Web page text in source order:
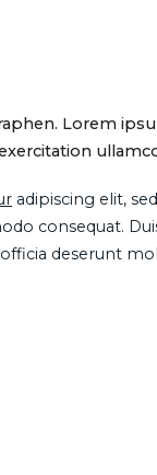
Lorem
adipiscing elit,
consequat.
deserunt